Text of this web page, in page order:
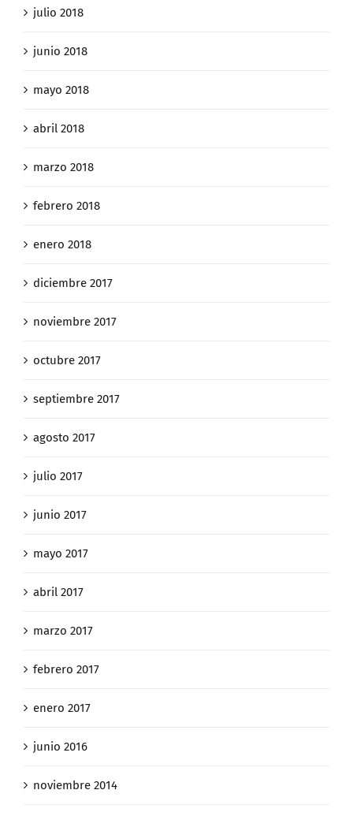
julio 2018
junio 2018
mayo 2018
abril 2018
marzo 2018
febrero 2018
enero 2018
diciembre 2017
noviembre 2017
octubre 2017
septiembre 2017
agosto 2017
julio 2017
junio 2017
mayo 2017
abril 2017
marzo 2017
febrero 2017
enero 2017
junio 2016
noviembre 2014